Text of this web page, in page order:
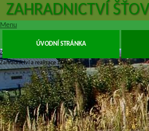
Menu
ÚVODNÍ STRÁNKA
Zahrady Šťovíček Turnov Příšovice
Zahradnictví a realizace zahrad
ZAHRADNICTVÍ